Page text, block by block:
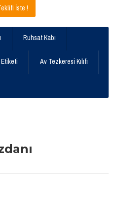
İste !
Ruhsat Kabı
Av Tezkeresi Kılıfı